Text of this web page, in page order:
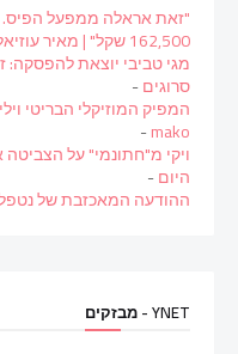
162,500 שקל" | מאיר עוזיאל - מעריב
מגי טביבי יוצאת
סרוגים-
mako
-
ויקי מ"חתונמי" על
היום-
ההודעה המאכזבת של
YNET - מבזקים